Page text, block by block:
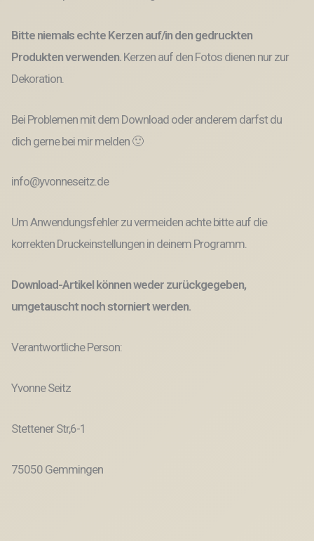
Bitte niemals echte Kerzen auf/in den gedruckten
Produkten verwenden. Kerzen auf den Fotos dienen nur zur
Dekoration.
Bei Problemen mit dem Download oder anderem darfst du
dich gerne bei mir melden 🙂
info@yvonneseitz.de
Um Anwendungsfehler zu vermeiden achte bitte auf die
korrekten Druckeinstellungen in deinem Programm.
Download-Artikel können weder zurückgegeben,
umgetauscht noch storniert werden.
Verantwortliche Person:
Yvonne Seitz
Stettener Str,6-1
75050 Gemmingen